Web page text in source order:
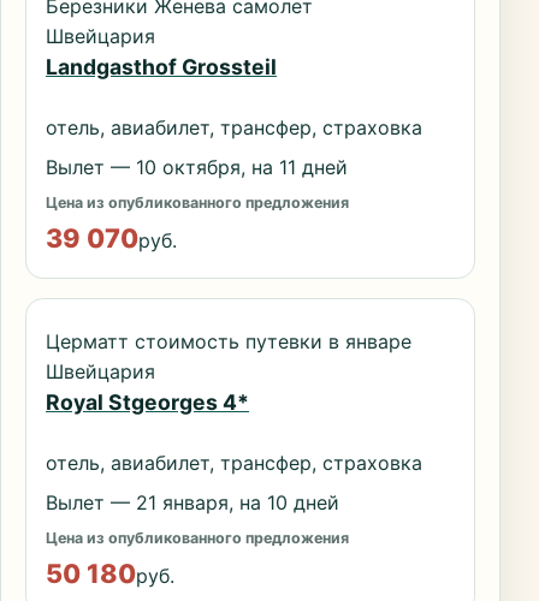
Березники Женева самолет
Швейцария
Landgasthof Grossteil
отель, авиабилет, трансфер, страховка
Вылет — 10 октября, на 11 дней
Цена из опубликованного предложения
39 070руб.
Церматт стоимость путевки в январе
Швейцария
Royal Stgeorges 4*
отель, авиабилет, трансфер, страховка
Вылет — 21 января, на 10 дней
Цена из опубликованного предложения
50 180руб.